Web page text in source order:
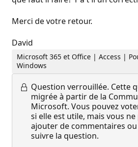
Merci de votre retour.
David
Microsoft 365 et Office | Access |
Windows
Question verrouillée. Cette
migrée à partir de la
Microsoft. Vous pouvez
si elle est utile, mais vous ne
ajouter de commentaires
suivre la question.